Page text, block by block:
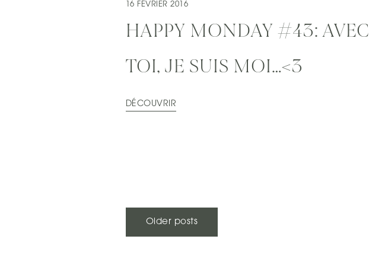
16 FÉVRIER 2016
HAPPY MONDAY #43: AVEC
TOI, JE SUIS MOI…<3
DÉCOUVRIR
NAVIGATION
Older posts